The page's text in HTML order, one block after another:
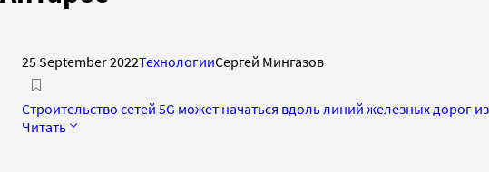
25 September 2022ТехнологииСергей Мингазов
Строительство сетей 5G может начаться вдоль линий железных дорог
Читать